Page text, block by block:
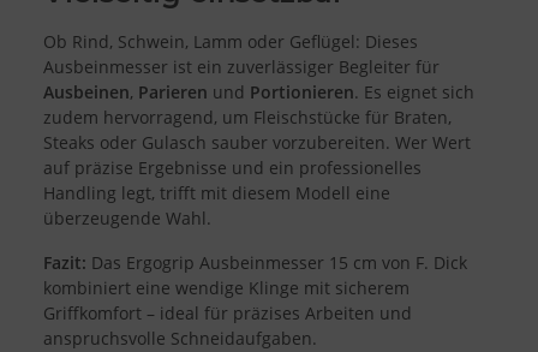
Messung der Performance von Inhalten
von Daten aus verschiedenen Quellen
Entwicklung und Verbesserung der Angebote
Verwendung reduzierter Daten zur Auswahl von Inhalten
Besondere Features:
Verwendung genauer Standortdaten
Endgeräteeigenschaften zur Identifikation aktiv abfragen
Ob Rind, Schwein, Lamm oder Geflügel: Dieses
Ausbeinmesser ist ein zuverlässiger Begleiter für
Ausbeinen, Parieren und Portionieren. Es eignet sich
zudem hervorragend, um Fleischstücke für Braten,
Steaks oder Gulasch sauber vorzubereiten. Wer Wert
auf präzise Ergebnisse und ein professionelles
Handling legt, trifft mit diesem Modell eine
überzeugende Wahl.
Fazit: Das Ergogrip Ausbeinmesser 15 cm von F. Dick
kombiniert eine wendige Klinge mit sicherem
Griffkomfort – ideal für präzises Arbeiten und
anspruchsvolle Schneidaufgaben.